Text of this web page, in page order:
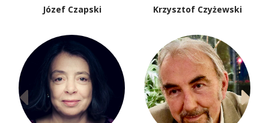
Józef Czapski Krzysztof Czyżewski